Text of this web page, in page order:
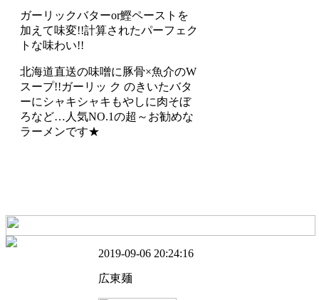
ガーリックバターor鰹ペーストを
加えて味変!!計算されたパーフェク
トな味わい!!
北海道直送の味噌に豚骨×魚介のW
スープ!!ガーリッ ク のきいたバタ
ーにシャキシャキもやしに肉そぼ
ろなど…人気NO.1の超～お勧めな
ラーメンです★
2019-09-06 20:24:16
広東麺